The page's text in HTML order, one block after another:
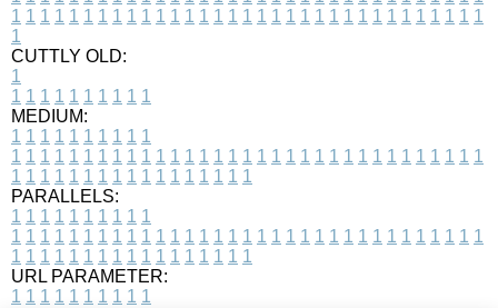
1 1 1 1 1 1 1 1 1 1 1 1 1 1 1 1 1 1 1 1 1 1 1 1 1 1 1 1 1 1 1 1 1
1
CUTTLY OLD:
1
1 1 1 1 1 1 1 1 1 1
MEDIUM:
1 1 1 1 1 1 1 1 1 1
1 1 1 1 1 1 1 1 1 1 1 1 1 1 1 1 1 1 1 1 1 1 1 1 1 1 1 1 1 1 1 1 1
1 1 1 1 1 1 1 1 1 1 1 1 1 1 1 1 1
PARALLELS:
1 1 1 1 1 1 1 1 1 1
1 1 1 1 1 1 1 1 1 1 1 1 1 1 1 1 1 1 1 1 1 1 1 1 1 1 1 1 1 1 1 1 1
1 1 1 1 1 1 1 1 1 1 1 1 1 1 1 1 1
URL PARAMETER:
1 1 1 1 1 1 1 1 1 1